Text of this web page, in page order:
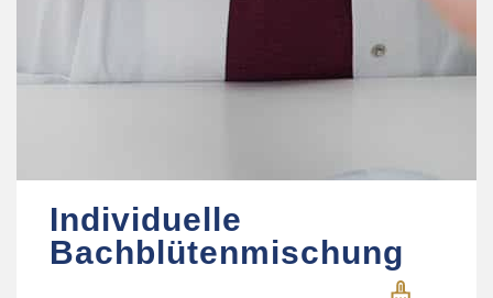
Individuelle
Bachblütenmischung